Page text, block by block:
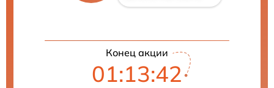
Конец акции
01:13:41